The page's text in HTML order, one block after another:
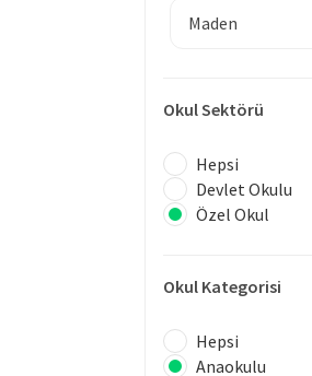
Maden
Okul Sektörü
Hepsi
Devlet Okulu
Özel Okul
Okul Kategorisi
Hepsi
Anaokulu